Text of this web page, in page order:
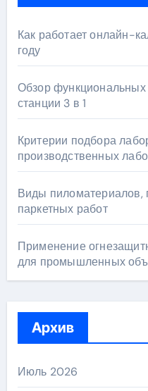
Как работает онлайн-
году
Обзор
станции 3 в 1
Критерии подбора
производственных
Виды пиломатериалов,
паркетных работ
Применение
для промышленных
Архив
Июль 2026